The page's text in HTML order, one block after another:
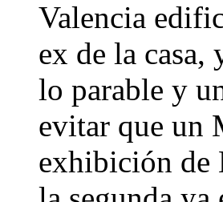
Valencia
ex de la
lo parable y
evitar que un
exhibición de